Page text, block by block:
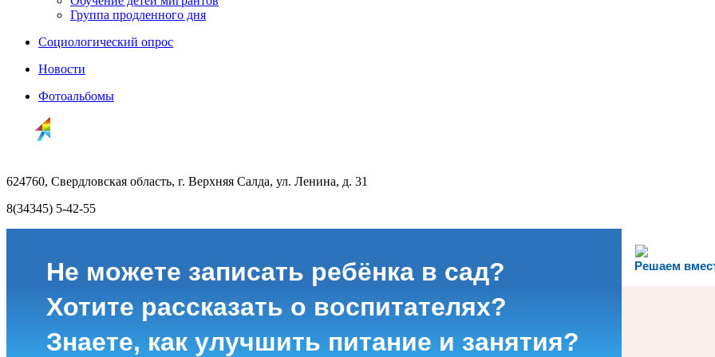
Группа продленного дня
Социологический опрос
Новости
Фотоальбомы
624760, Свердловская область, г. Верхняя Салда, ул. Ленина, д. 31
8(34345) 5-42-55
Решаем
Не можете записать ребёнка в сад?
Хотите рассказать о воспитателях?
Знаете, как улучшить питание и занятия?